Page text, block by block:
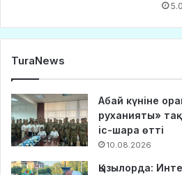
TuraNews
Абай күніне
руханияты»
іс-шара өтті
10.08.2026
Қызылорда: